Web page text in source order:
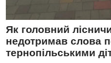
Як головний
недотримав слова
тернопільськими